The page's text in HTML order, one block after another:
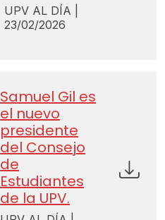
UPV AL DÍA |
23/02/2026
Samuel Gil es
el nuevo
presidente
del Consejo
de
Estudiantes
de la UPV.